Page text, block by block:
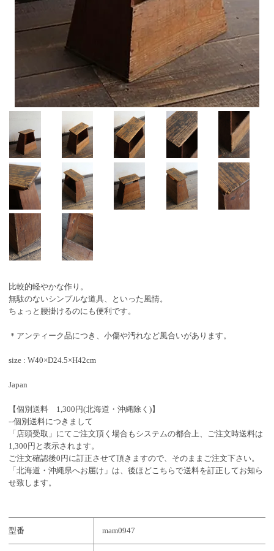
比較的軽やかな作り。
無駄のないシンプルな道具、といった風情。
ちょっと腰掛けるのにも便利です。
＊アンティーク品につき、小傷や汚れなど風合いがあります。
size : W40×D24.5×H42cm
Japan
【個別送料 1,300円(北海道・沖縄除く)】
--個別送料につきまして
「店頭受取」にてご注文頂く場合もシステムの都合上、ご注文時送料は
1,300円と表示されます。
ご注文確認後0円に訂正させて頂きますので、そのままご注文下さい。
「北海道・沖縄県へお届け」は、後ほどこちらで送料を訂正してお知ら
せ致します。
型番 mam0947